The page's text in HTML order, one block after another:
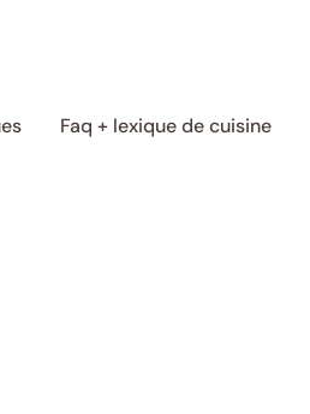
Faq + lexique de cuisine